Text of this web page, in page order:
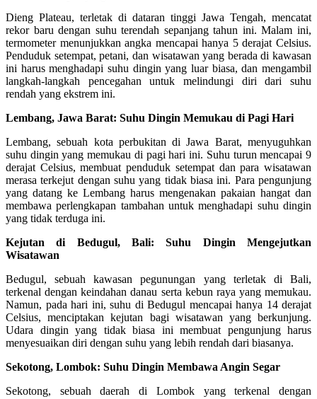
Dieng Plateau, terletak di dataran tinggi Jawa Tengah, mencatat
rekor baru dengan suhu terendah sepanjang tahun ini. Malam ini,
termometer menunjukkan angka mencapai hanya 5 derajat Celsius.
Penduduk setempat, petani, dan wisatawan yang berada di kawasan
ini harus menghadapi suhu dingin yang luar biasa, dan mengambil
langkah-langkah pencegahan untuk melindungi diri dari suhu
rendah yang ekstrem ini.
Lembang, Jawa Barat: Suhu Dingin Memukau di Pagi Hari
Lembang, sebuah kota perbukitan di Jawa Barat, menyuguhkan
suhu dingin yang memukau di pagi hari ini. Suhu turun mencapai 9
derajat Celsius, membuat penduduk setempat dan para wisatawan
merasa terkejut dengan suhu yang tidak biasa ini. Para pengunjung
yang datang ke Lembang harus mengenakan pakaian hangat dan
membawa perlengkapan tambahan untuk menghadapi suhu dingin
yang tidak terduga ini.
Kejutan di Bedugul, Bali: Suhu Dingin Mengejutkan
Wisatawan
Bedugul, sebuah kawasan pegunungan yang terletak di Bali,
terkenal dengan keindahan danau serta kebun raya yang memukau.
Namun, pada hari ini, suhu di Bedugul mencapai hanya 14 derajat
Celsius, menciptakan kejutan bagi wisatawan yang berkunjung.
Udara dingin yang tidak biasa ini membuat pengunjung harus
menyesuaikan diri dengan suhu yang lebih rendah dari biasanya.
Sekotong, Lombok: Suhu Dingin Membawa Angin Segar
Sekotong, sebuah daerah di Lombok yang terkenal dengan